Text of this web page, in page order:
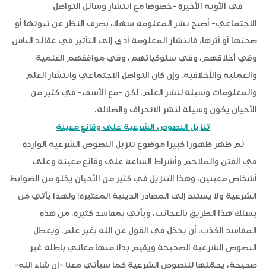
في الآونة الأخيرة -خصوصًا مع انتشار وسائل التواصل
الاجتماعي- أصبح نشر المعلومة سهلا، بصرف النظر عن ثبوتها أو
صحتها أو أثرها، فانتشار المعلومة أدى إلى التأثير في عقائد الناس
وفي أخلاقهم، وفي سلوكياتهم، وفي مواقفهم العلمية
والعملية والأخلاقية، وإن كان التواصل الاجتماعي وانتشار العلم
والمعلومات وسيلة لنشر العلم، لكن -مع الأسف- في كثير من
الأحيان يكون وسيلة لنشر الانحراف والضلالة.
تنزيل النصوص الشرعية على وقائع معينة
ثم ظهر ظهورا كبيرا موضوع تنزيل النصوص الشرعية الواردة
في الفتن والملاحم وأشراط الساعة على وقائع معينة وعلى
أشخاص معينين، وهذا التنزيل في كثير من الأحيان يخلو من الضوابط
الشرعية ولا يستند إلى المصادر الدينية المعتبرة؛ ولهذا يأتي مَن
يسلك هذا الطريق بالعجائب، ويأتي بمفاسد كثيرة، من هذه
المفاسد الكذب، أن يدخل في القول عن الله بغير علم، ويعطل
النصوص الشرعية الصحيحة ويقيم بدلا منها معاني باطلة غير
صحيحة، يحمّلها للنصوص الشرعية كما سيأتي معنا -إن شاء الله-